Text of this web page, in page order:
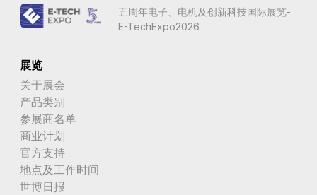
五周年电子、电机及创新科技国际展览-
E-TechExpo2026
展览
关于展会
产品类别
参展商名单
商业计划
官方支持
地点及工作时间
世博日报